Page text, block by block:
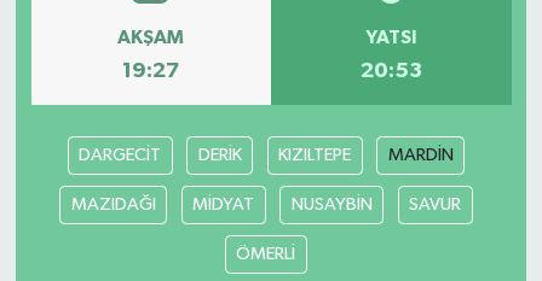
AKŞAM
19:27
YATSI
20:53
DARGECİT DERİK KIZILTEPE MARDİN
MAZIDAĞI MİDYAT NUSAYBİN SAVUR
ÖMERLİ